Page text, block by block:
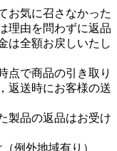
お気に召さなかった
理由を問わずに返品
は全額お戻しいたし
点で商品の引き取り
返送時にお客様の送
製品の返品はお受け
例外地域有り）